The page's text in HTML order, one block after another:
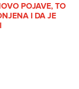
POJAVE, TO
I DA JE